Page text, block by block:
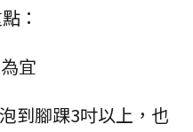
：
宜
到腳踝3吋以上，也